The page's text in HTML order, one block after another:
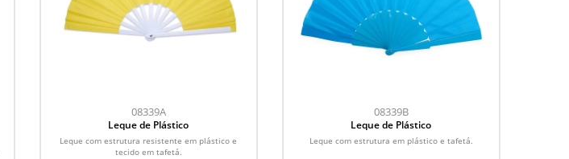
08339A
Leque de Plástico
Leque com estrutura resistente em plástico e
tecido em tafetá.
08339B
Leque de Plástico
Leque com estrutura em plástico e tafetá.